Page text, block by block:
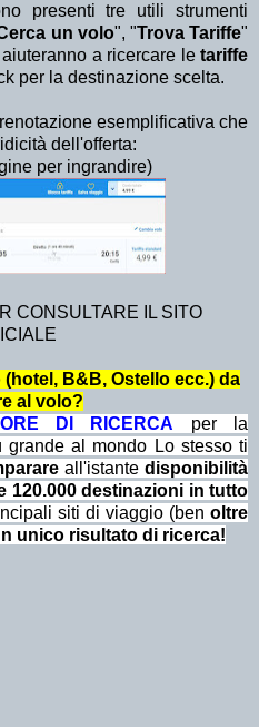
presenti tre utili strumenti
un volo", "Trova Tariffe"
a ricercare letariffe
per la destinazione scelta.
esemplificativa che
dell'offerta:
per ingrandire)
CONSULTARE IL SITO
B&B, Ostello ecc.) da
al volo?
DI RICERCA
per la
al mondo Lo stesso ti
all'istantedisponibilità
120.000 destinazioni in tutto
siti di viaggio (benoltre
unico risultato di ricerca!